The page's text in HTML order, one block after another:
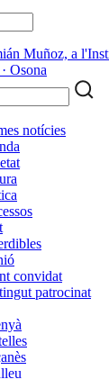
Muñoz, a
Osona
notícies
convidat
patrocinat